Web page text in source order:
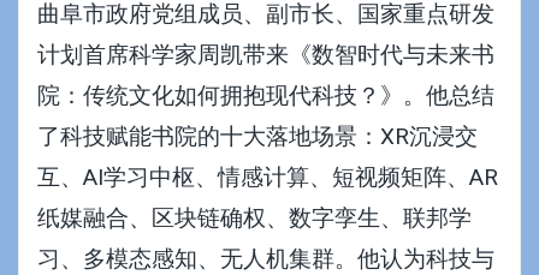
曲阜市政府党组成员、副市长、国家重点研发
计划首席科学家周凯带来《数智时代与未来书
院：传统文化如何拥抱现代科技？》。他总结
了科技赋能书院的十大落地场景：XR沉浸交
互、AI学习中枢、情感计算、短视频矩阵、AR
纸媒融合、区块链确权、数字孪生、联邦学
习、多模态感知、无人机集群。他认为科技与